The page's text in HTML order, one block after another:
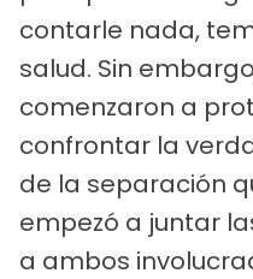
contarle nada,
salud. Sin
comenzaron a
confrontar la
de la separación
empezó a juntar
a ambos